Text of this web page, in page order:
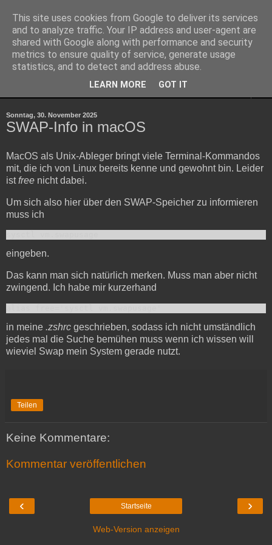
»42«
about [Life|Universe|Everything]
Sonntag, 30. November 2025
SWAP-Info in macOS
MacOS als Unix-Ableger bringt viele Terminal-Kommandos
mit, die ich von Linux bereits kenne und gewohnt bin. Leider
istfree nicht dabei.
Um sich also hier über den SWAP-Speicher zu informieren
muss ich
eingeben.
Das kann man sich natürlich merken. Muss man aber nicht
zwingend. Ich habe mir kurzerhand
in meine .zshrc geschrieben, sodass ich nicht umständlich
jedes mal die Suche bemühen muss wenn ich wissen will
wieviel Swap mein System gerade nutzt.
Teilen
Keine Kommentare:
Kommentar veröffentlichen
‹ ›
Startseite
Web-Version anzeigen
This site uses cookies from Google to deliver its services
and to analyze traffic. Your IP address and user-agent are
shared with Google along with performance and security
metrics to ensure quality of service, generate usage
statistics, and to detect and address abuse.
LEARN MORE GOT IT